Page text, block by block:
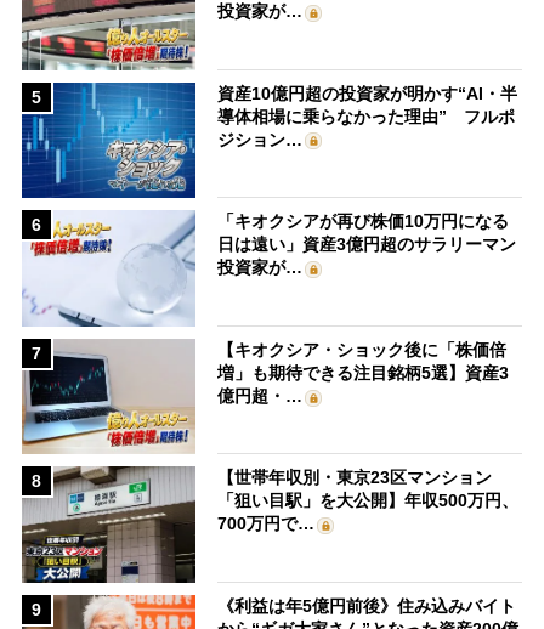
投資家が…
5
資産10億円超の投資家が明かす“AI・半
導体相場に乗らなかった理由” フルポ
ジション…
6
「キオクシアが再び株価10万円になる
日は遠い」資産3億円超のサラリーマン
投資家が…
7
【キオクシア・ショック後に「株価倍
増」も期待できる注目銘柄5選】資産3
億円超・…
8
【世帯年収別・東京23区マンション
「狙い目駅」を大公開】年収500万円、
700万円で…
9
《利益は年5億円前後》住み込みバイト